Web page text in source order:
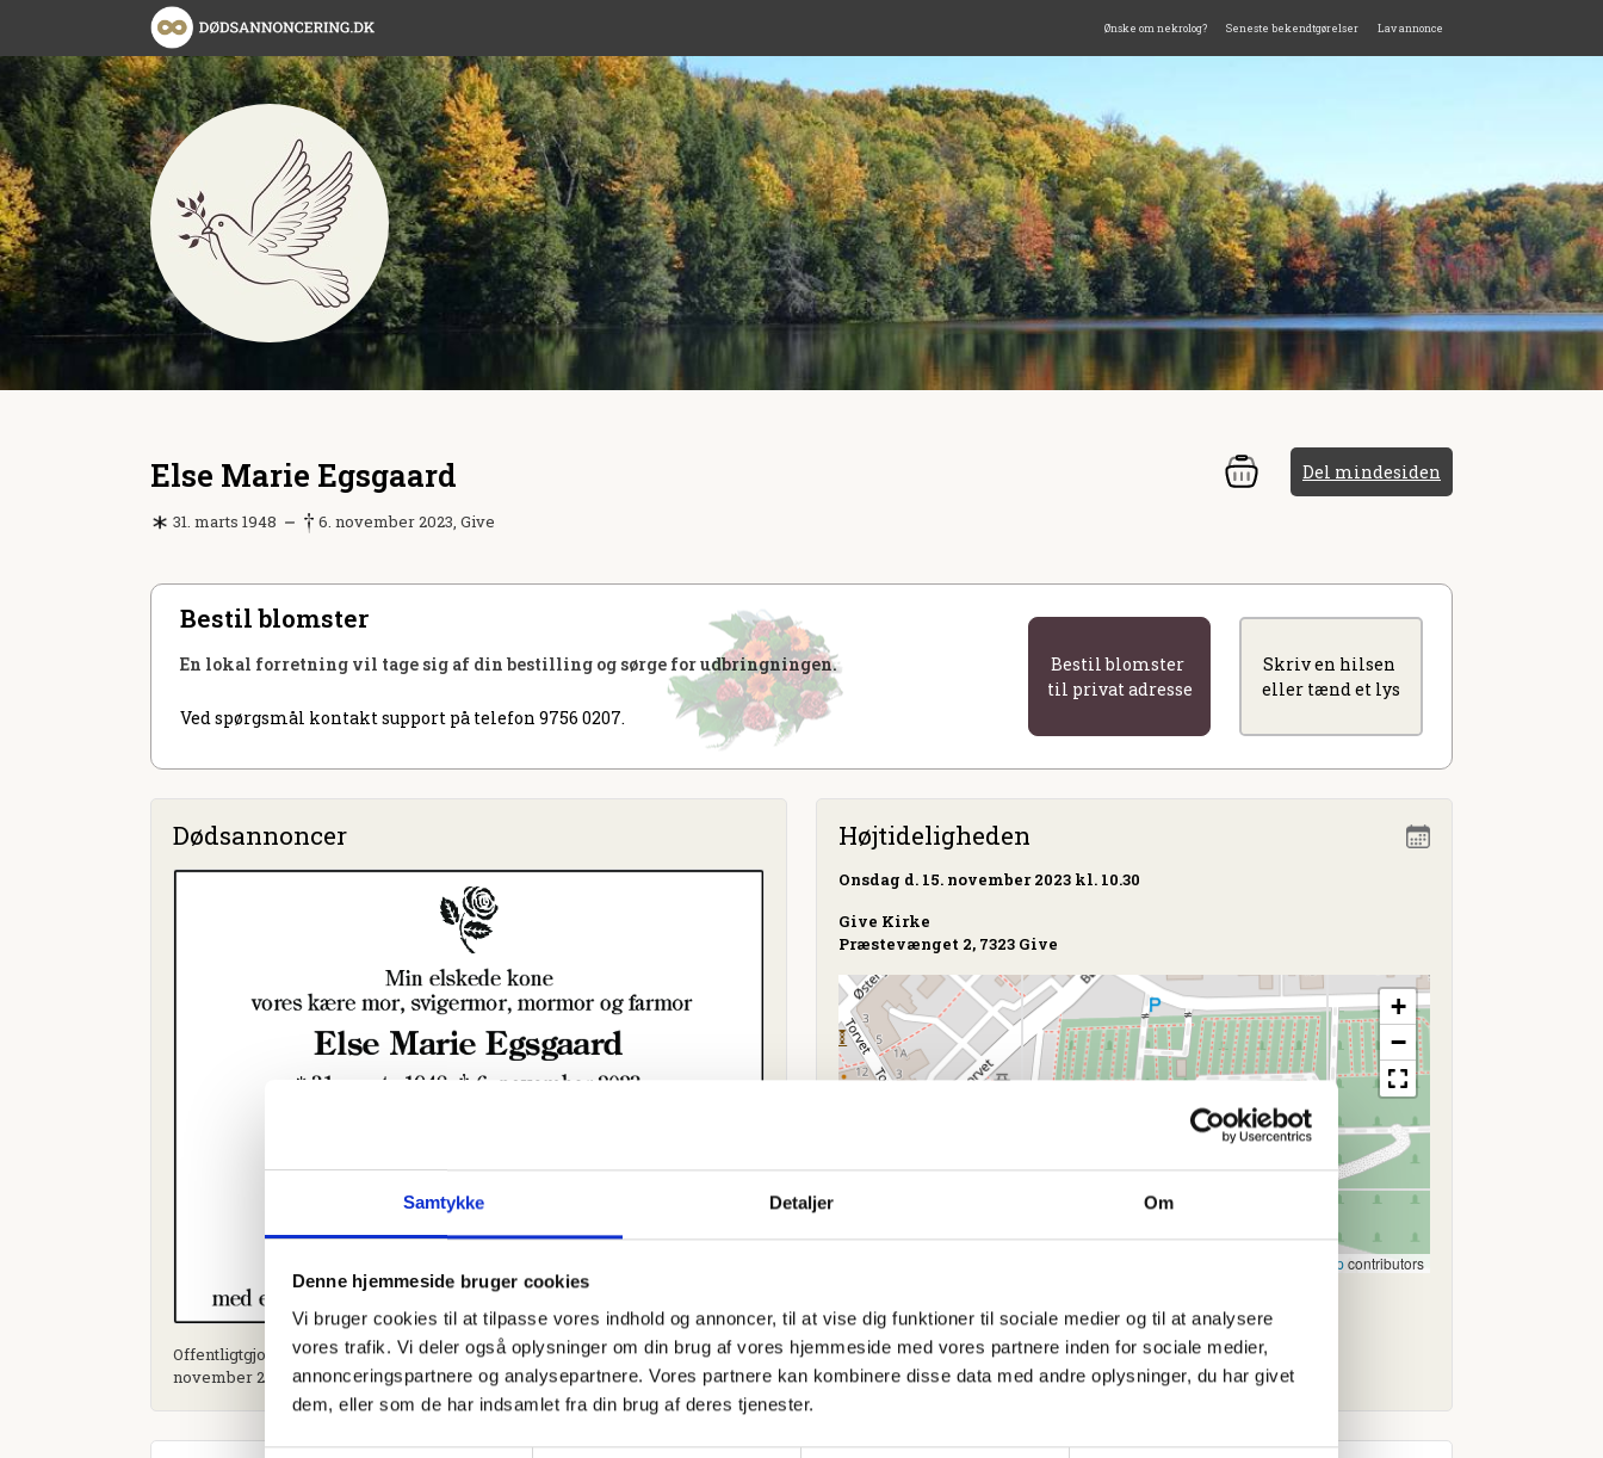
Samtykke Detaljer Om
Denne hjemmeside bruger cookies
Vi bruger cookies til at tilpasse vores indhold og annoncer, til at vise dig funktioner til sociale medier og til at analysere
vores trafik. Vi deler også oplysninger om din brug af vores hjemmeside med vores partnere inden for sociale medier,
annonceringspartnere og analysepartnere. Vores partnere kan kombinere disse data med andre oplysninger, du har givet
dem, eller som de har indsamlet fra din brug af deres tjenester.
Ønske om nekrolog? Seneste bekendtgørelser Lav annonce
Else Marie Egsgaard Del mindesiden
31. marts 1948 6. november 2023, Give
Bestil blomster
En lokal forretning vil tage sig af din bestilling og sørge for udbringningen.
Ved spørgsmål kontakt support på telefon 9756 0207.
Bestil blomster
til privat adresse
Skriv en hilsen
eller tænd et lys
Dødsannoncer
Offentligtgjort i Fredericia/Vejle Amts/Horsens Folkeblad d. 8.
november 2023
Se flere
Højtideligheden
Onsdag d. 15. november 2023 kl. 10.30
Give Kirke
Præstevænget 2, 7323 Give
+
−
OpenStreetMapcontributors